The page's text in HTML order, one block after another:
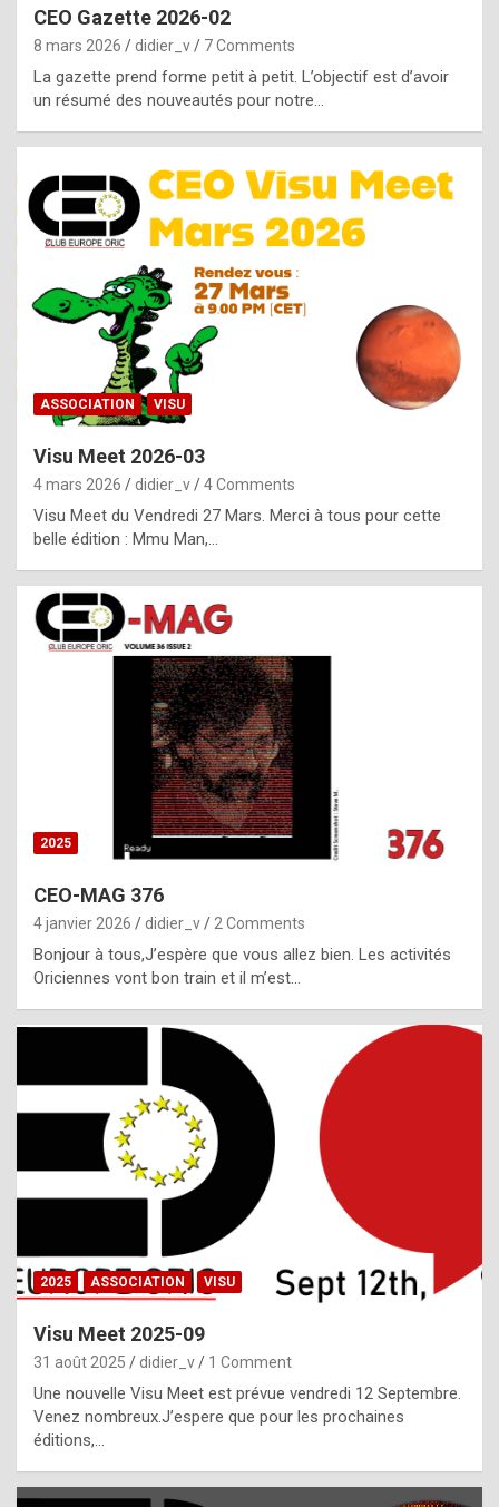
g
e
n
u
i
n
e
R
o
p
l
c
h
i
s
t
o
r
p
e
c
i
l
,
g
h
t
f
CEO Gazette 2026-02
8 mars 2026 didier_v 7 Comments
La gazette prend forme petit à petit. L’objectif est d’avoir
un résumé des nouveautés pour notre…
ASSOCIATION VISU
Visu Meet 2026-03
4 mars 2026 didier_v 4 Comments
Visu Meet du Vendredi 27 Mars. Merci à tous pour cette
belle édition : Mmu Man,…
2025
CEO-MAG 376
4 janvier 2026 didier_v 2 Comments
Bonjour à tous,J’espère que vous allez bien. Les activités
Oriciennes vont bon train et il m’est…
2025 ASSOCIATION VISU
Visu Meet 2025-09
31 août 2025 didier_v 1 Comment
Une nouvelle Visu Meet est prévue vendredi 12 Septembre.
Venez nombreux.J’espere que pour les prochaines
éditions,…